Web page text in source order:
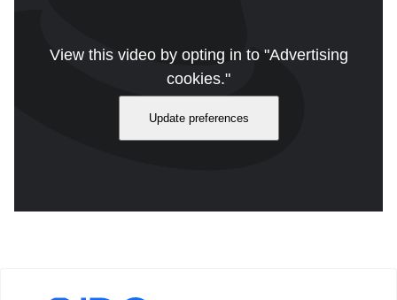
View this video by opting in to "Advertising
cookies."
Update preferences